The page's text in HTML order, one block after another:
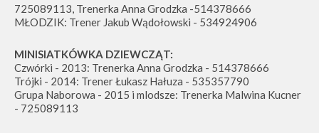
725089113, Trenerka Anna Grodzka -514378666
MŁODZIK: Trener Jakub Wądołowski - 534924906
MINISIATKÓWKA DZIEWCZĄT:
Czwórki - 2013: Trenerka Anna Grodzka - 514378666
Trójki - 2014: Trener Łukasz Hałuza - 535357790
Grupa Naborowa - 2015 i mlodsze: Trenerka Malwina Kucner
- 725089113